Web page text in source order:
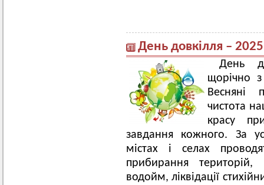
День довкілля – 2025
День
щорічно
Весняні
чистота
красу
завдання кожного. За
містах і селах
прибирання територій,
водойм, ліквідації